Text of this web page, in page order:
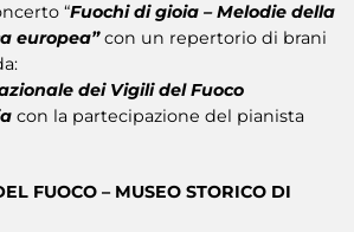
“Fuochi di gioia – Melodie della
europea”con un repertorio di brani
dei Vigili del Fuoco
con la partecipazione del pianista
FUOCO – MUSEO STORICO DI